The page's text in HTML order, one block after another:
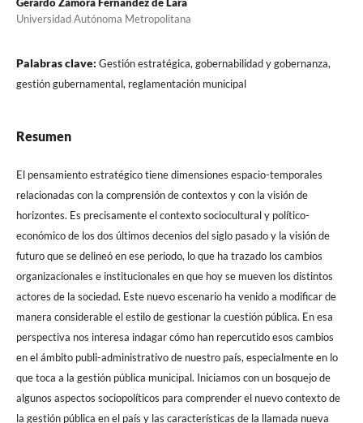
Universidad Autónoma Metropolitana
Palabras clave: Gestión estratégica, gobernabilidad y gobernanza,
gestión gubernamental, reglamentación municipal
Resumen
El pensamiento estratégico tiene dimensiones espacio-temporales
relacionadas con la comprensión de contextos y con la visión de
horizontes. Es precisamente el contexto sociocultural y político-
económico de los dos últimos decenios del siglo pasado y la visión de
futuro que se delineó en ese periodo, lo que ha trazado los cambios
organizacionales e institucionales en que hoy se mueven los distintos
actores de la sociedad. Este nuevo escenario ha venido a modificar de
manera considerable el estilo de gestionar la cuestión pública. En esa
perspectiva nos interesa indagar cómo han repercutido esos cambios
en el ámbito publi-administrativo de nuestro país, especialmente en lo
que toca a la gestión pública municipal. Iniciamos con un bosquejo de
algunos aspectos sociopolíticos para comprender el nuevo contexto de
la gestión pública en el país y las características de la llamada nueva